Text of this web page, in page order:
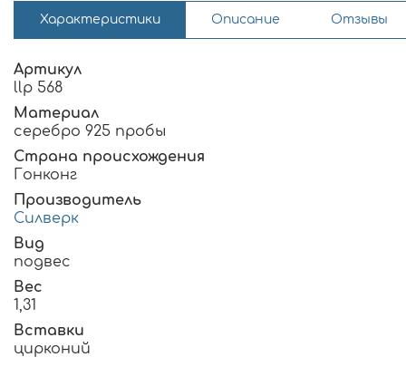
Характеристики Описание Отзывы
Артикул
llp 568
Материал
серебро 925 пробы
Страна происхождения
Гонконг
Производитель
Силверк
Вид
подвес
Вес
1,31
Вставки
цирконий